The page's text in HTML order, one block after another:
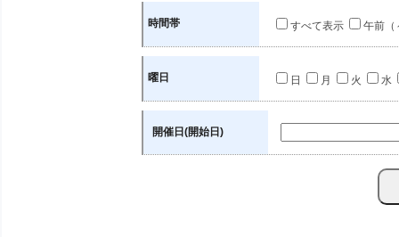
時間帯 すべて表示 午前（
曜日 日 月 火 水
開催日(開始日)